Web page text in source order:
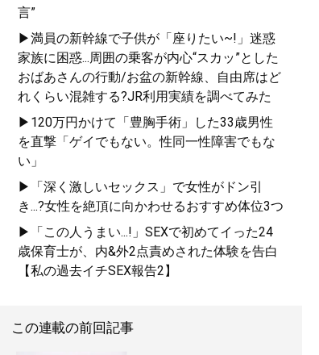
言”
▶満員の新幹線で子供が「座りたい~!」迷惑
家族に困惑...周囲の乗客が内心“スカッ”とした
おばあさんの行動/お盆の新幹線、自由席はど
れくらい混雑する?JR利用実績を調べてみた
▶120万円かけて「豊胸手術」した33歳男性
を直撃「ゲイでもない。性同一性障害でもな
い」
▶「深く激しいセックス」で女性がドン引
き...?女性を絶頂に向かわせるおすすめ体位3つ
▶「この人うまい...!」SEXで初めてイった24
歳保育士が、内&外2点責めされた体験を告白
【私の過去イチSEX報告2】
この連載の前回記事